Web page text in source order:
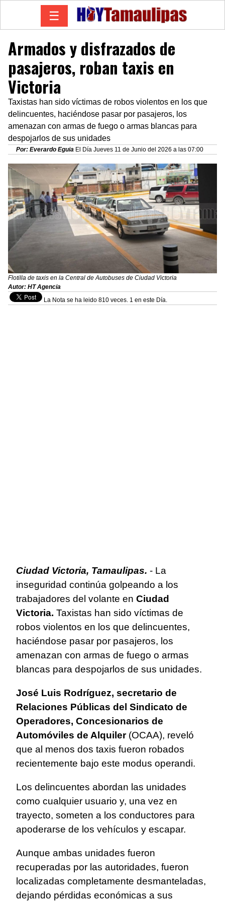
☰
Armados y disfrazados de
pasajeros, roban taxis en
Victoria
Taxistas han sido víctimas de robos violentos en los que
delincuentes, haciéndose pasar por pasajeros, los
amenazan con armas de fuego o armas blancas para
despojarlos de sus unidades
Por: Everardo Eguia El Día Jueves 11 de Junio del 2026 a las 07:00
Flotilla de taxis en la Central de Autobuses de Ciudad Victoria
Autor: HT Agencia
La Nota se ha leido 810 veces. 1 en este Día.
Ciudad Victoria, Tamaulipas. - La
inseguridad continúa golpeando a los
trabajadores del volante en Ciudad
Victoria. Taxistas han sido víctimas de
robos violentos en los que delincuentes,
haciéndose pasar por pasajeros, los
amenazan con armas de fuego o armas
blancas para despojarlos de sus unidades.
José Luis Rodríguez, secretario de
Relaciones Públicas del Sindicato de
Operadores, Concesionarios de
Automóviles de Alquiler(OCAA), reveló
que al menos dos taxis fueron robados
recientemente bajo este modus operandi.
Los delincuentes abordan las unidades
como cualquier usuario y, una vez en
trayecto, someten a los conductores para
apoderarse de los vehículos y escapar.
Aunque ambas unidades fueron
recuperadas por las autoridades, fueron
localizadas completamente desmanteladas,
dejando pérdidas económicas a sus